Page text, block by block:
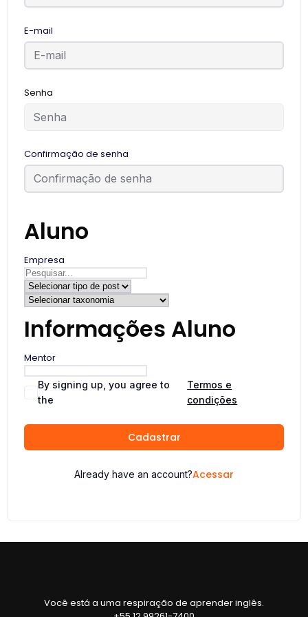
E-mail
Senha
Confirmação de senha
Aluno
Empresa
Informações Aluno
Mentor
By signing up, you agree to
the
Termos e
condições
Cadastrar
Already have an account?Acessar
Você está a uma respiração de aprender inglês.